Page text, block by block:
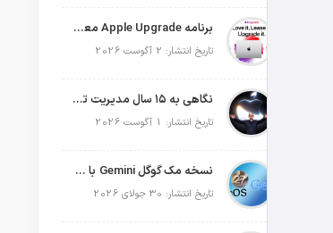
برنامه Apple Upgrade معرفی شد؛ شرایط اپل برای اجاره آیفون، آیپد، مک و اپل واچ
تاریخ انتشار: 2 آگوست 2026
نگاهی به ۱۵ سال مدیریت تیم کوک در اپل
تاریخ انتشار: 1 آگوست 2026
نسخه مک گوگل Gemini با قابلیت تحلیل صفحه و دستورات صوتی در به‌روزرسانی جدید
تاریخ انتشار: 30 جولای 2026